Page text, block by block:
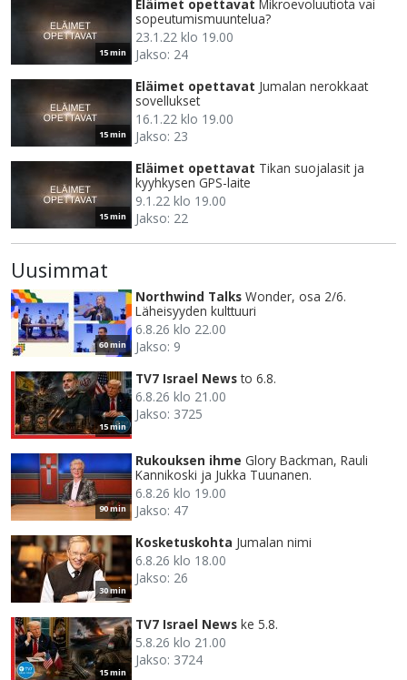
15 min
Eläimet opettavat Mikroevoluutiota vai
sopeutumismuuntelua?
23.1.22 klo 19.00
Jakso: 24
15 min
Eläimet opettavat Jumalan nerokkaat
sovellukset
16.1.22 klo 19.00
Jakso: 23
15 min
Eläimet opettavat Tikan suojalasit ja
kyyhkysen GPS-laite
9.1.22 klo 19.00
Jakso: 22
Uusimmat
60 min
Northwind Talks Wonder, osa 2/6.
Läheisyyden kulttuuri
6.8.26 klo 22.00
Jakso: 9
15 min
TV7 Israel News to 6.8.
6.8.26 klo 21.00
Jakso: 3725
90 min
Rukouksen ihme Glory Backman, Rauli
Kannikoski ja Jukka Tuunanen.
6.8.26 klo 19.00
Jakso: 47
30 min
Kosketuskohta Jumalan nimi
6.8.26 klo 18.00
Jakso: 26
15 min
TV7 Israel News ke 5.8.
5.8.26 klo 21.00
Jakso: 3724